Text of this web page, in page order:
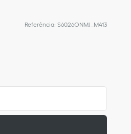
Referência:S6026ONMJ_M413